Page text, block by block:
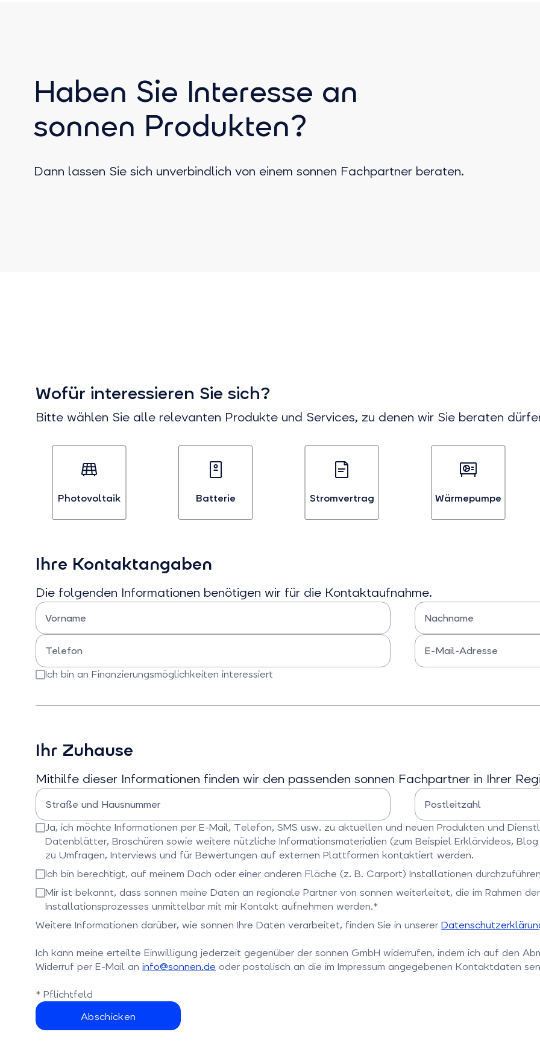
Haben Sie Interesse an
sonnen Produkten?
Dann lassen Sie sich unverbindlich von einem sonnen Fachpartner beraten.
Wofür interessieren Sie sich?
Bitte wählen Sie alle relevanten Produkte und Services, zu denen wir Sie beraten
Photovoltaik
Photovoltaik
Batterie Stromvertrag Wärmepumpe
Ihre Kontaktangaben
Die folgenden Informationen benötigen wir für die Kontaktaufnahme.
Vorname
Bitte Vorname eingeben
Nachname
Bitte Nachname eingeben
Telefon
Bitte Telefonnummer eingeben
E-Mail-Adresse
Ich bin an Finanzierungsmöglichkeiten interessiert
Ihr Zuhause
Mithilfe dieser Informationen finden wir den passenden sonnen Fachpartner in Ihrer
Straße und Hausnummer
Bitte Straße und Hausnummer eingeben
Postleitzahl
Bitte Postleitzahl eingeben
Ja, ich möchte Informationen per E-Mail, Telefon, SMS usw. zu aktuellen und neuen Produkten und
Datenblätter, Broschüren sowie weitere nützliche Informationsmaterialien (zum Beispiel Erklärvideos,
zu Umfragen, Interviews und für Bewertungen auf externen Plattformen kontaktiert werden.
Bitte bestätigen Sie dieses Feld
Ich bin berechtigt, auf meinem Dach oder einer anderen Fläche (z. B. Carport) Installationen
Bitte bestätigen Sie dieses Feld
Mir ist bekannt, dass sonnen meine Daten an regionale Partner von sonnen weiterleitet, die im Rahmen
Installationsprozesses unmittelbar mit mir Kontakt aufnehmen werden.*
Bitte bestätigen Sie dieses Feld
Weitere Informationen darüber, wie sonnen Ihre Daten verarbeitet, finden Sie in unserer
Ich kann meine erteilte Einwilligung jederzeit gegenüber der sonnen GmbH widerrufen, indem ich auf den
Widerruf per E-Mail aninfo@sonnen.de oder postalisch an die im Impressum angegebenen Kontaktdaten
* Pflichtfeld